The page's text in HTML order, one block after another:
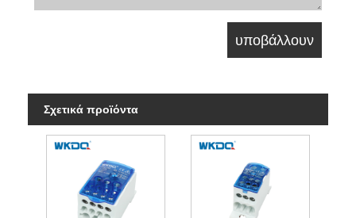
Σχετικά προϊόντα